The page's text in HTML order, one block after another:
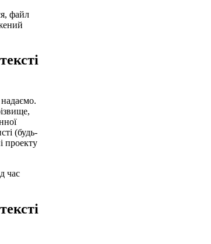
файл
(будь-
проекту
час